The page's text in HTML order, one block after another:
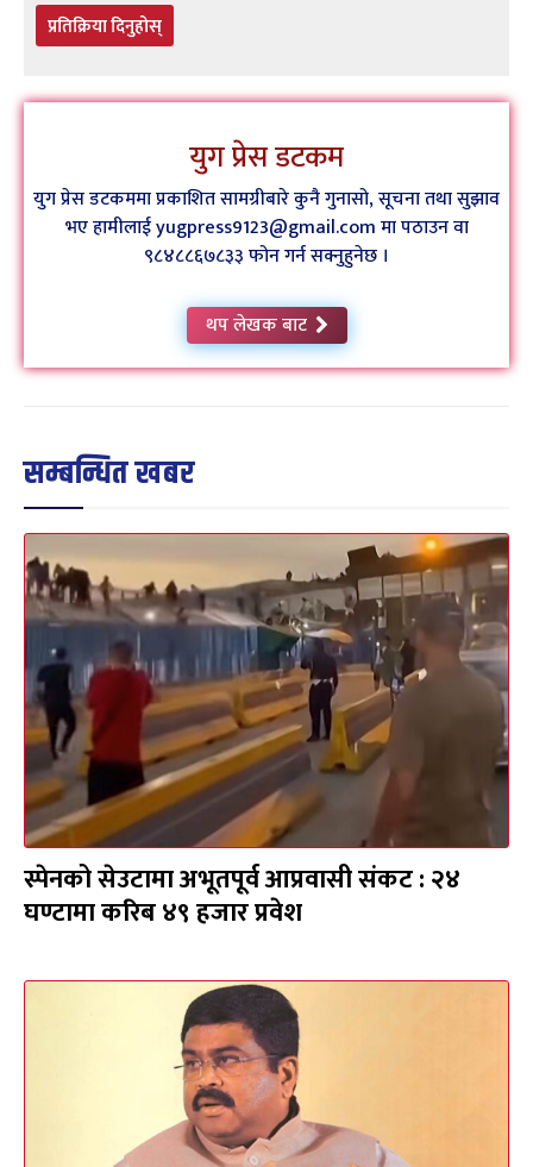
प्रतिक्रिया दिनुहोस्
युग प्रेस डटकम
युग प्रेस डटकममा प्रकाशित सामग्रीबारे कुनै गुनासो, सूचना तथा सुझाव
भए हामीलाई yugpress9123@gmail.com मा पठाउन वा
९८४८८६७८३३ फोन गर्न सक्नुहुनेछ ।
थप लेखक बाट
सम्बन्धित खबर
स्पेनको सेउटामा अभूतपूर्व आप्रवासी संकट : २४
घण्टामा करिब ४९ हजार प्रवेश